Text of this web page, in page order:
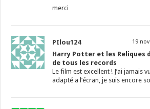
merci
PIlou124 19
Harry Potter et les Reliques
de tous les records
Le film est excellent ! J’ai jamais
adapté a l’écran, je suis encore